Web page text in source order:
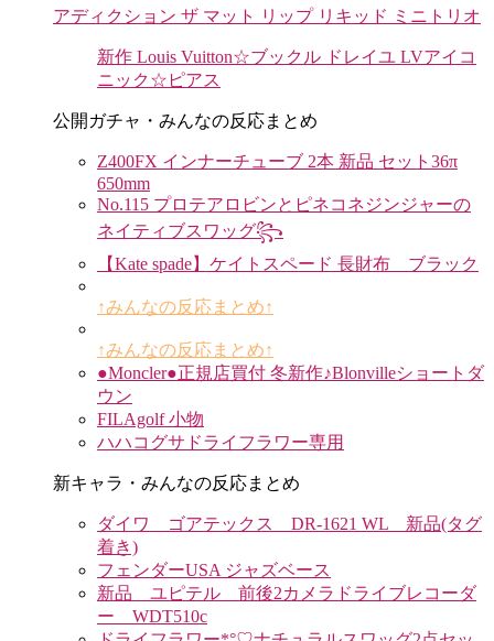
アディクション ザ マット リップ リキッド ミニトリオ
新作 Louis Vuitton☆ブックル ドレイユ LVアイコ
ニック☆ピアス
公開ガチャ・みんなの反応まとめ
Z400FX インナーチューブ 2本 新品 セット36π
650mm
No.115 プロテアロビンとピネコネジンジャーの
ネイティブスワッグ꧂
【Kate spade】ケイトスペード 長財布 ブラック
↑みんなの反応まとめ↑
↑みんなの反応まとめ↑
●Moncler●正規店買付 冬新作♪Blonvilleショートダ
ウン
FILAgolf 小物
ハハコグサドライフラワー専用
新キャラ・みんなの反応まとめ
ダイワ ゴアテックス DR-1621 WL 新品(タグ
着き)
フェンダーUSA ジャズベース
新品 ユピテル 前後2カメラドライブレコーダ
ー WDT510c